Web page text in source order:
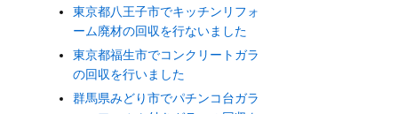
東京都八王子市でキッチンリフォ
ーム廃材の回収を行ないました
東京都福生市でコンクリートガラ
の回収を行いました
群馬県みどり市でパチンコ台ガラ